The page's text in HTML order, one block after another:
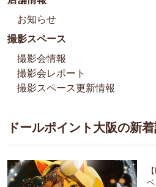
お知らせ
撮影スペース
撮影会情報
撮影会レポート
撮影スペース更新情報
ドールポイント大阪の新